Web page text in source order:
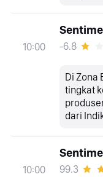
10:00 -6.8
Di Zona
tingkat
dari
10:00 99.3